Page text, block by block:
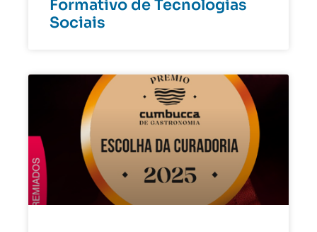
Formativo de Tecnologias
Sociais